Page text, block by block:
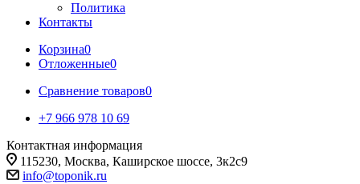
Политика
Контакты
Корзина0
Отложенные0
Сравнение товаров0
+7 966 978 10 69
Контактная информация
115230, Москва, Каширское шоссе, 3к2с9
info@toponik.ru